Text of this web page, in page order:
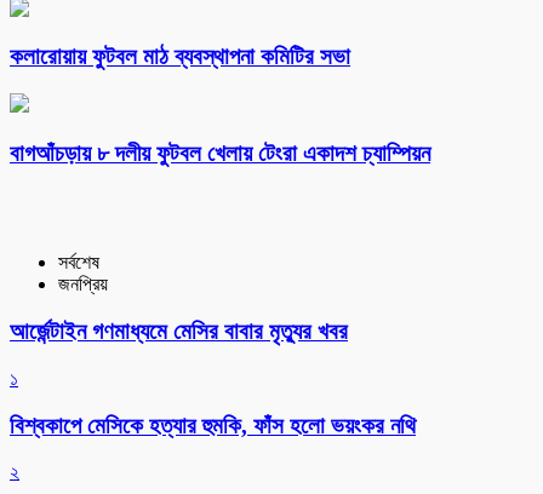
কলারোয়ায় ফুটবল মাঠ ব্যবস্থাপনা কমিটির সভা
বাগআঁচড়ায় ৮ দলীয় ফুটবল খেলায় টেংরা একাদশ চ্যাম্পিয়ন
সর্বশেষ
জনপ্রিয়
আর্জেন্টাইন গণমাধ্যমে মেসির বাবার মৃত্যুর খবর
১
বিশ্বকাপে মেসিকে হত্যার হুমকি, ফাঁস হলো ভয়ংকর নথি
২